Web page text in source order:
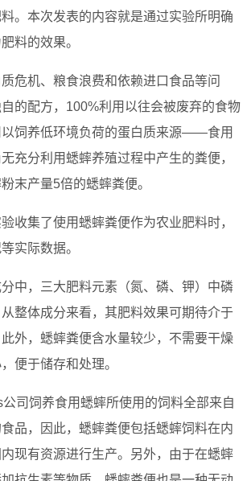
。本次发表的内容就是通过实验所明确
料的效果。
危机、粮食浪费和依赖进口食品等问
的配方，100%利用以往会被废弃的食物
饲养低环境负荷的蛋白质来源——食用
充分利用蟋蟀养殖过程中产生的粪便，
末产量5倍的蟋蟀粪便。
收集了使用蟋蟀粪便作为农业肥料时，
实际数据。
中，三大肥料元素（氮、磷、钾）中磷
整体成分来看，其肥料效果可期待介于
外，蟋蟀粪便含水量较少，不需要干燥
便于储存和处理。
司饲养食用蟋蟀所使用的饲料全部来自
品，因此，蟋蟀粪便包括蟋蟀饲料在内
现有资源进行生产。另外，由于在蟋蟀